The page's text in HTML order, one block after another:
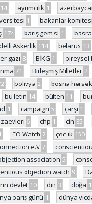
14 ayrımcılık 1
1 bakanlar komitesi
174 barış gemisi 1
Askerlik 114 belarus 13
gazı 8 BİKG 1 bireysel
71 Birleşmiş Milletler 2
bolivya 2 bosna hersek
bulletin 14 bülten 11
1 campaign 5 çarşı 1
6 chp 1 çin 35
1 CO Watch 2 çocuk 150
e.V 7
association 5
objection watch 9
devlet 10 din 3 doğa
barış günü 1
dünya